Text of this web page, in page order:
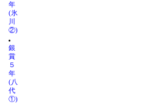
年
(氷
川
②)
銀
賞
５
年
(八
代
①)